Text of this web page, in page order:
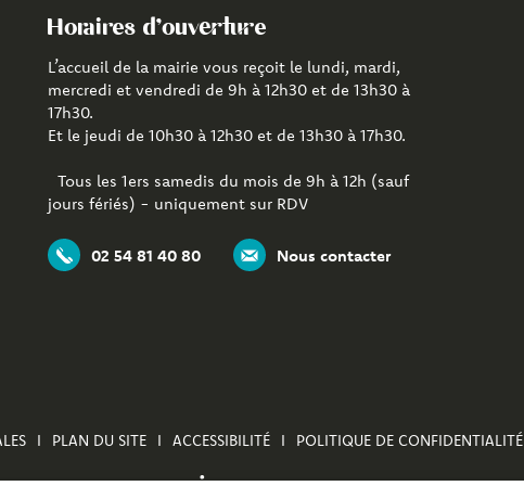
Horaires d'ouverture
L’accueil de la mairie vous reçoit le lundi, mardi,
mercredi et vendredi de 9h à 12h30 et de 13h30 à
17h30.
Et le jeudi de 10h30 à 12h30 et de 13h30 à 17h30.
Tous les 1ers samedis du mois de 9h à 12h (sauf
jours fériés) - uniquement sur RDV
02 54 81 40 80 Nous contacter
PLAN DU SITE ACCESSIBILITÉ POLITIQUE DE CONFIDENTIALITÉ